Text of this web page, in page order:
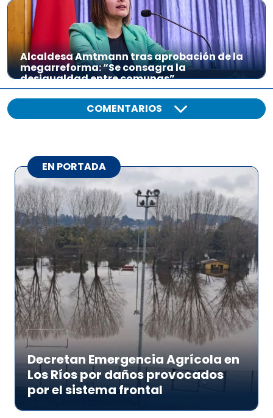
Alcaldesa Amtmann tras aprobación de la
megarreforma: “Se consagra la
desigualdad entre comunas”
COMENTARIOS
EN PORTADA
Decretan Emergencia Agrícola en
Los Ríos por daños provocados
por el sistema frontal